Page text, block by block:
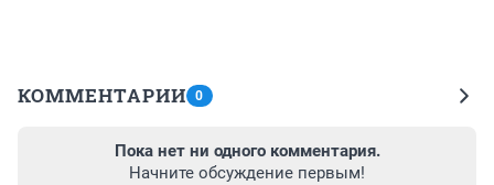
КОММЕНТАРИИ 0
Пока нет ни одного комментария.
Начните обсуждение первым!